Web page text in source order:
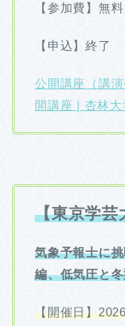
【参加費】無料
【申込】終了
公開講座（講
開講座 | 杏林大
【東京学芸
気象予報士に
編、低気圧と
【開催日】